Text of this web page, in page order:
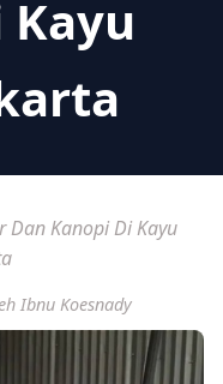
Kayu
Dan Kanopi Di Kayu
Ibnu Koesnady